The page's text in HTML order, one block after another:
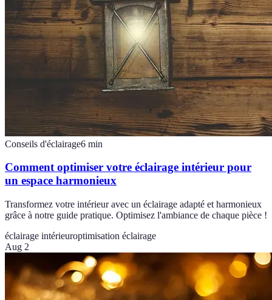
Conseils d'éclairage6 min
Comment optimiser votre éclairage intérieur pour
un espace harmonieux
Transformez votre intérieur avec un éclairage adapté et harmonieux
grâce à notre guide pratique. Optimisez l'ambiance de chaque pièce !
éclairage intérieuroptimisation éclairage
Aug 2